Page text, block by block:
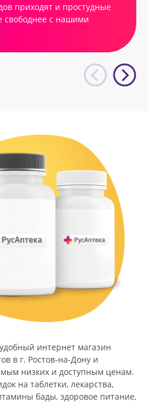
приходят и простудные
свободнее с нашими
интернет магазин
в г. Ростов-на-Дону и
низких и доступным ценам.
на таблетки, лекарства,
бады, здоровое питание,